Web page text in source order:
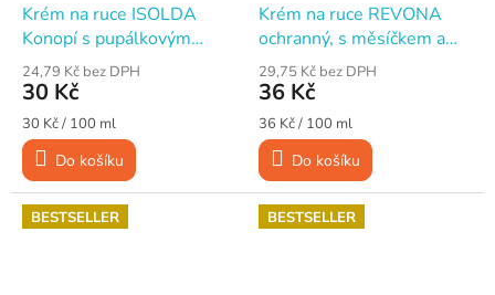
Krém na ruce ISOLDA
Konopí s pupálkovým
olejem, regenerační, 100
ml
24,79 Kč bez DPH
30 Kč
Měrná
cena:
30 Kč / 100 ml
Do košíku
Krém na ruce REVONA
ochranný, s měsíčkem a
kontryhelem, 100 ml
29,75 Kč bez DPH
36 Kč
Měrná
cena:
36 Kč / 100 ml
Do košíku
BESTSELLER BESTSELLER